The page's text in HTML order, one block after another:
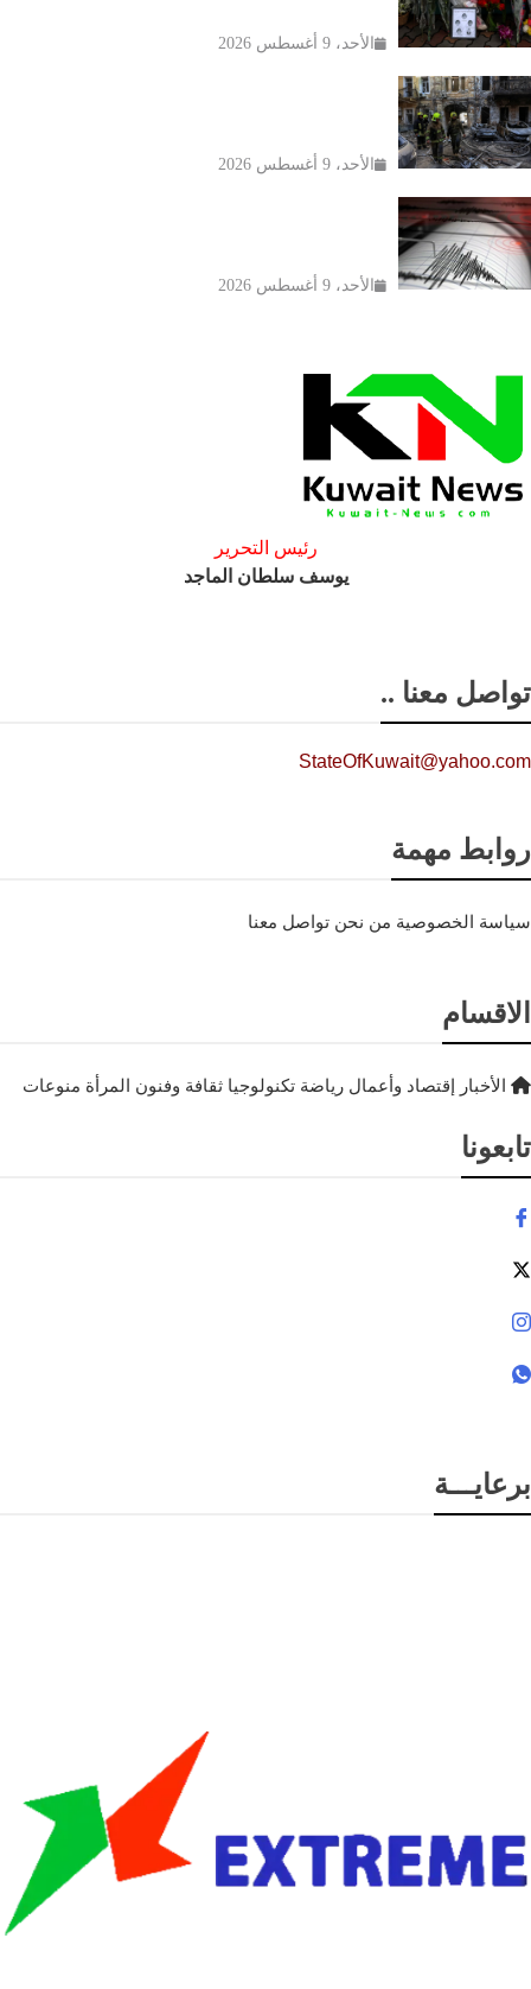
الأحد، 9 أغسطس 2026
الأحد، 9 أغسطس 2026
الأحد، 9 أغسطس 2026
رئيس التحرير
يوسف سلطان الماجد
تواصل معنا ..
StateOfKuwait@yahoo.com
روابط مهمة
سياسة الخصوصية من نحن تواصل معنا
الاقسام
الأخبار إقتصاد وأعمال رياضة تكنولوجيا ثقافة وفنون المرأة منوعات
تابعونا
برعايـــة